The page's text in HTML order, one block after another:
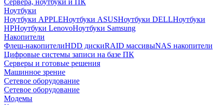
Сервера, ноутбуки и ПК
Ноутбуки
Ноутбуки APPLEНоутбуки ASUSНоутбуки DELLНоутбуки
HPНоутбуки LenovoНоутбуки Samsung
Накопители
Флеш-накопителиHDD дискиRAID массивыNAS накопители
Цифровые системы записи на базе ПК
Серверы и готовые решения
Машинное зрение
Сетевое оборудование
Сетевое оборудование
Модемы